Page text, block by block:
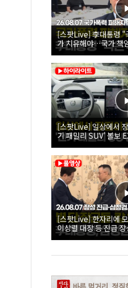
[스팟Live] 李대통령 "
가 치유해야…국가 책
26.08.07 국가폭력 피
[스팟Live] 일상에서
기 패밀리 SUV' 볼보
[스팟Live] 한자리에
이상렬 대장 등 진급
직접 수여｜26.08.07